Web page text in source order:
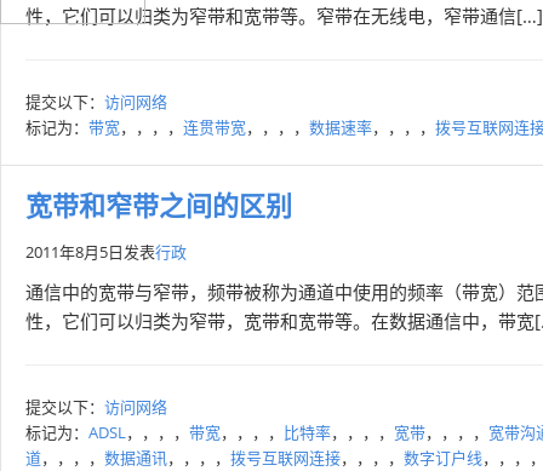
性，它们可以归类为窄带和宽带等。窄带在无线电，窄带通信
提交以下： 访问网络
标记为： 带宽，，，， 连贯带宽，，，， 数据速率，，，， 拨号互联网连
宽带和窄带之间的区别
2011年8月5日发表行政
通信中的宽带与窄带，频带被称为通道中使用的频率（带宽）
性，它们可以归类为窄带，宽带和宽带等。在数据通信中，带
提交以下： 访问网络
标记为： ADSL，，，， 带宽，，，， 比特率，，，， 宽带，，，， 宽带沟
道，，，， 数据通讯，，，， 拨号互联网连接，，，， 数字订户线，，，